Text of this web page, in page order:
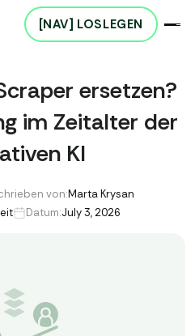
[NAV] LOSLEGEN
ersetzen?
im Zeitalter der
KI
von:Marta Krysan
Datum:July 3, 2026